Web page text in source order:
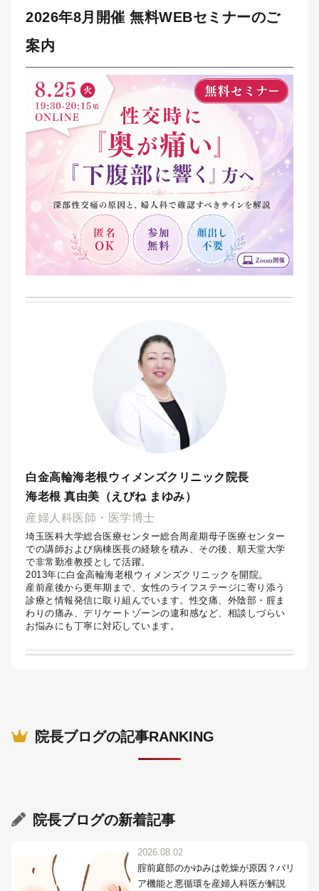
2026年8月開催 無料WEBセミナーのご
案内
白金高輪海老根ウィメンズクリニック院長
海老根 真由美（えびね まゆみ）
産婦人科医師・医学博士
埼玉医科大学総合医療センター総合周産期母子医療センター
での講師および病棟医長の経験を積み、その後、順天堂大学
で非常勤准教授として活躍。
2013年に白金高輪海老根ウィメンズクリニックを開院。
産前産後から更年期まで、女性のライフステージに寄り添う
診療と情報発信に取り組んでいます。性交痛、外陰部・腟ま
わりの痛み、デリケートゾーンの違和感など、相談しづらい
お悩みにも丁寧に対応しています。
院長ブログの記事RANKING
院長ブログの新着記事
2026.08.02
腟前庭部のかゆみは乾燥が原因？バリ
ア機能と悪循環を産婦人科医が解説